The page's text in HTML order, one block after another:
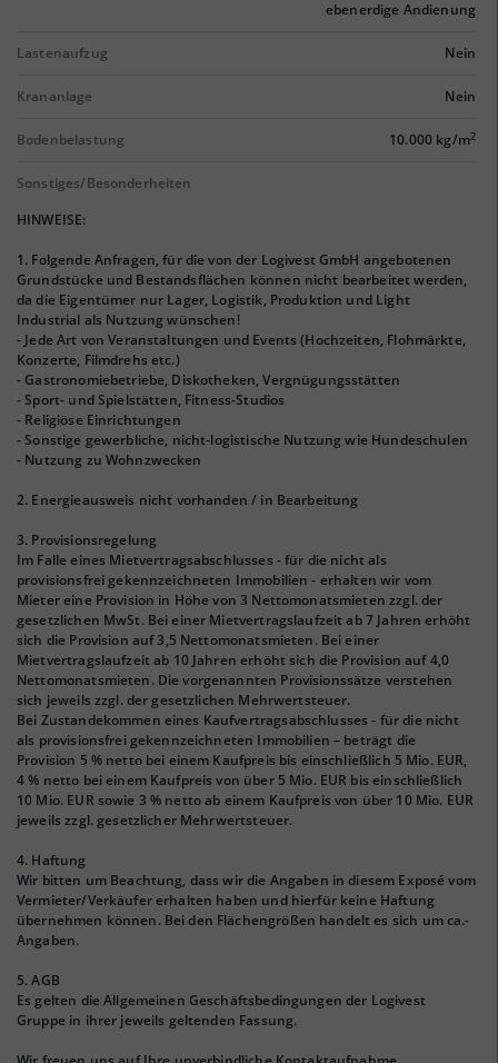
ebenerdige Andienung
Lastenaufzug Nein
Krananlage Nein
Bodenbelastung 10.000 kg/m2
Sonstiges/Besonderheiten
HINWEISE:
1. Folgende Anfragen, für die von der Logivest GmbH angebotenen
Grundstücke und Bestandsflächen können nicht bearbeitet werden,
da die Eigentümer nur Lager, Logistik, Produktion und Light
Industrial als Nutzung wünschen!
- Jede Art von Veranstaltungen und Events (Hochzeiten, Flohmärkte,
Konzerte, Filmdrehs etc.)
- Gastronomiebetriebe, Diskotheken, Vergnügungsstätten
- Sport- und Spielstätten, Fitness-Studios
- Religiöse Einrichtungen
- Sonstige gewerbliche, nicht-logistische Nutzung wie Hundeschulen
- Nutzung zu Wohnzwecken
2. Energieausweis nicht vorhanden / in Bearbeitung
3. Provisionsregelung
Im Falle eines Mietvertragsabschlusses - für die nicht als
provisionsfrei gekennzeichneten Immobilien - erhalten wir vom
Mieter eine Provision in Höhe von 3 Nettomonatsmieten zzgl. der
gesetzlichen MwSt. Bei einer Mietvertragslaufzeit ab 7 Jahren erhöht
sich die Provision auf 3,5 Nettomonatsmieten. Bei einer
Mietvertragslaufzeit ab 10 Jahren erhöht sich die Provision auf 4,0
Nettomonatsmieten. Die vorgenannten Provisionssätze verstehen
sich jeweils zzgl. der gesetzlichen Mehrwertsteuer.
Bei Zustandekommen eines Kaufvertragsabschlusses - für die nicht
als provisionsfrei gekennzeichneten Immobilien – beträgt die
Provision 5 % netto bei einem Kaufpreis bis einschließlich 5 Mio. EUR,
4 % netto bei einem Kaufpreis von über 5 Mio. EUR bis einschließlich
10 Mio. EUR sowie 3 % netto ab einem Kaufpreis von über 10 Mio. EUR
jeweils zzgl. gesetzlicher Mehrwertsteuer.
4. Haftung
Wir bitten um Beachtung, dass wir die Angaben in diesem Exposé vom
Vermieter/Verkäufer erhalten haben und hierfür keine Haftung
übernehmen können. Bei den Flächengrößen handelt es sich um ca.-
Angaben.
5. AGB
Es gelten die Allgemeinen Geschäftsbedingungen der Logivest
Gruppe in ihrer jeweils geltenden Fassung.